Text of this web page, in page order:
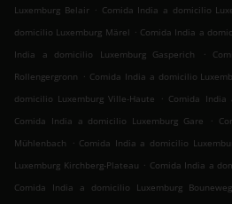
Luxemburg Belair . Comida India a domicilio
domicilio Luxemburg Märel . Comida India a
India a domicilio Luxemburg Gasperich
.
Rollengergronn . Comida India a domicilio
domicilio Luxemburg Ville-Haute
. Comida India
Comida India a domicilio Luxemburg Gare
.
Mühlenbach
. Comida India a domicilio
Luxemburg Kirchberg-Plateau . Comida India a
Comida India a domicilio Luxemburg